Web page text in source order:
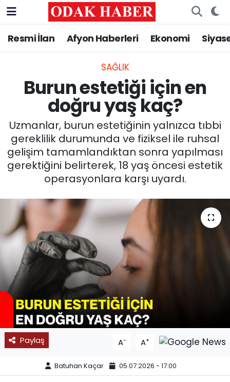
Resmi İlan Afyon Haberleri Ekonomi
SAĞLIK
Burun estetiği için en
doğru yaş kaç?
Uzmanlar, burun estetiğinin yalnızca tıbbi
gereklilik durumunda ve fiziksel ile ruhsal
gelişim tamamlandıktan sonra yapılması
gerektiğini belirterek, 18 yaş öncesi estetik
operasyonlara karşı uyardı.
Paylaş A- A+
Batuhan Kaçar 05.07.2026 - 17:00
AFYONKARAHİSAR HABERLERİ
ASAYİŞ
SİYASET
EĞİTİM
MAGAZİN
SAĞLIK
SPOR
11:11 MANŞET
Nöbetçi Eczaneler
Trafik Durumu
Süper Lig Puan Durumu ve Fikstür
Tüm Manşetler
Son Dakika Haberleri
Haber Arşivi